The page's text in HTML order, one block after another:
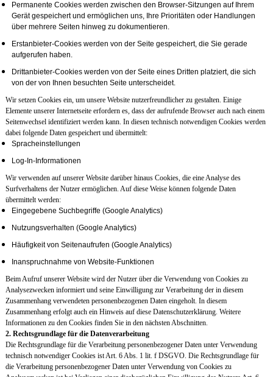
Permanente Cookies werden zwischen den Browser-Sitzungen auf Ihrem
Gerät gespeichert und ermöglichen uns, Ihre Prioritäten oder Handlungen
über mehrere Seiten hinweg zu dokumentieren.
Erstanbieter-Cookies werden von der Seite gespeichert, die Sie gerade
aufgerufen haben.
Drittanbieter-Cookies werden von der Seite eines Dritten platziert, die sich
von der von Ihnen besuchten Seite unterscheidet.
Wir setzen Cookies ein, um unsere Website nutzerfreundlicher zu gestalten. Einige
Elemente unserer Internetseite erfordern es, dass der aufrufende Browser auch nach einem
Seitenwechsel identifiziert werden kann. In diesen technisch notwendigen Cookies werden
dabei folgende Daten gespeichert und übermittelt:
Spracheinstellungen
Log-In-Informationen
Wir verwenden auf unserer Website darüber hinaus Cookies, die eine Analyse des
Surfverhaltens der Nutzer ermöglichen. Auf diese Weise können folgende Daten
übermittelt werden:
Eingegebene Suchbegriffe (Google Analytics)
Nutzungsverhalten (Google Analytics)
Häufigkeit von Seitenaufrufen (Google Analytics)
Inanspruchnahme von Website-Funktionen
Beim Aufruf unserer Website wird der Nutzer über die Verwendung von Cookies zu
Analysezwecken informiert und seine Einwilligung zur Verarbeitung der in diesem
Zusammenhang verwendeten personenbezogenen Daten eingeholt. In diesem
Zusammenhang erfolgt auch ein Hinweis auf diese Datenschutzerklärung. Weitere
Informationen zu den Cookies finden Sie in den nächsten Abschnitten.
2. Rechtsgrundlage für die Datenverarbeitung
Die Rechtsgrundlage für die Verarbeitung personenbezogener Daten unter Verwendung
technisch notwendiger Cookies ist Art. 6 Abs. 1 lit. f DSGVO. Die Rechtsgrundlage für
die Verarbeitung personenbezogener Daten unter Verwendung von Cookies zu